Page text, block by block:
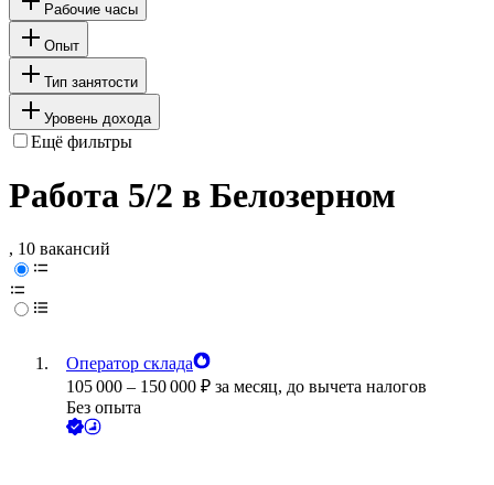
Рабочие часы
Опыт
Тип занятости
Уровень дохода
Ещё фильтры
Работа 5/2 в Белозерном
, 10 вакансий
Оператор склада
105 000 – 150 000 ₽ за месяц, до вычета налогов
Без опыта